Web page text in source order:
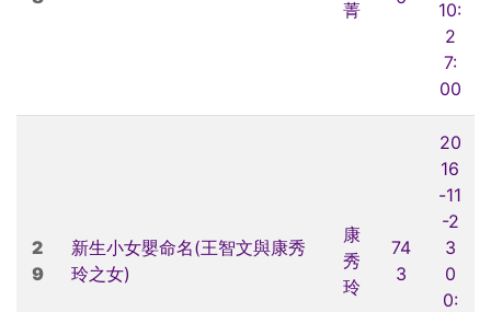
菁
10:
2
7:
00
2
9
新生小女嬰命名(王智文與康秀
玲之女)
康
秀
玲
74
3
20
16
-11
-2
3
0
0: